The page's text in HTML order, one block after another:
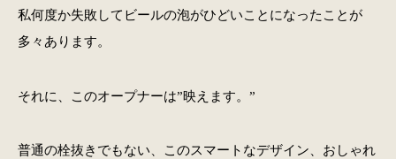
私何度か失敗してビールの泡がひどいことになったことが
多々あります。
それに、このオープナーは”映えます。”
普通の栓抜きでもない、このスマートなデザイン、おしゃれ